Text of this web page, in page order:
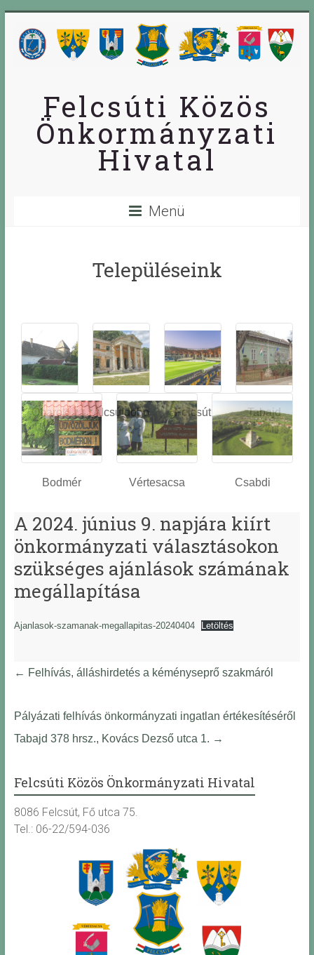
Felcsúti Közös
Önkormányzati
Hivatal
Menü
Településeink
Óbarok
Alcsútdobo
z
Felcsút Tabajd
Bodmér Vértesacsa Csabdi
A 2024. június 9. napjára kiírt
önkormányzati választásokon
szükséges ajánlások számának
megállapítása
Ajanlasok-szamanak-megallapitas-20240404 Letöltés
← Felhívás, álláshirdetés a kéményseprő szakmáról
Pályázati felhívás önkormányzati ingatlan értékesítéséről
Tabajd 378 hrsz., Kovács Dezső utca 1. →
Felcsúti Közös Önkormányzati Hivatal
8086 Felcsút, Fő utca 75.
Tel.: 06-22/594-036